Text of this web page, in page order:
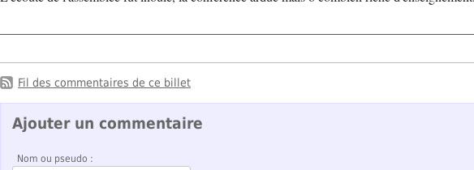
Fil des commentaires de ce billet
Ajouter un commentaire
Nom ou pseudo :